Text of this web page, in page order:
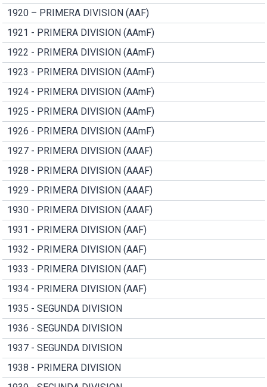
1920 – PRIMERA DIVISION (AAF)
1921 - PRIMERA DIVISION (AAmF)
1922 - PRIMERA DIVISION (AAmF)
1923 - PRIMERA DIVISION (AAmF)
1924 - PRIMERA DIVISION (AAmF)
1925 - PRIMERA DIVISION (AAmF)
1926 - PRIMERA DIVISION (AAmF)
1927 - PRIMERA DIVISION (AAAF)
1928 - PRIMERA DIVISION (AAAF)
1929 - PRIMERA DIVISION (AAAF)
1930 - PRIMERA DIVISION (AAAF)
1931 - PRIMERA DIVISION (AAF)
1932 - PRIMERA DIVISION (AAF)
1933 - PRIMERA DIVISION (AAF)
1934 - PRIMERA DIVISION (AAF)
1935 - SEGUNDA DIVISION
1936 - SEGUNDA DIVISION
1937 - SEGUNDA DIVISION
1938 - PRIMERA DIVISION